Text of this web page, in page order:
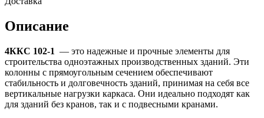
Описание
4ККС 102-1 — это надежные и прочные элементы для
строительства одноэтажных производственных зданий. Эти
колонны с прямоугольным сечением обеспечивают
стабильность и долговечность зданий, принимая на себя все
вертикальные нагрузки каркаса. Они идеально подходят как
для зданий без кранов, так и с подвесными кранами.